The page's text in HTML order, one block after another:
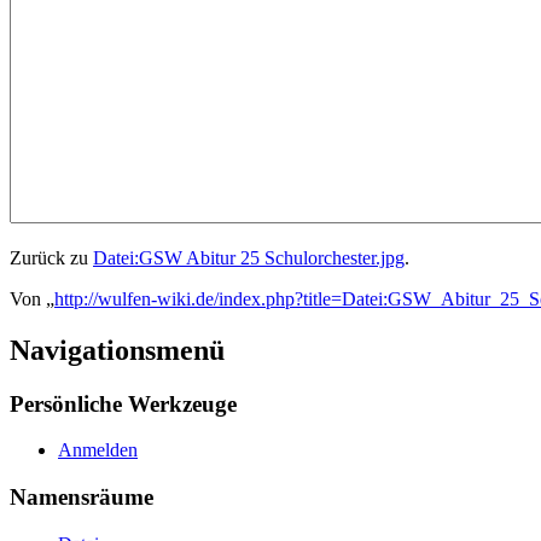
Zurück zu Datei:GSW Abitur 25 Schulorchester.jpg.
Von „http://wulfen-wiki.de/
Navigationsmenü
Persönliche Werkzeuge
Anmelden
Namensräume